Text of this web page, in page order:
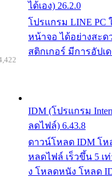
ได้เอง) 26.2.0
โปรแกรม LINE PC
หน้าจอ ได้อย่างสะด
สติกเกอร์ มีการอัปเ
IDM (โปรแกรม
ลดไฟล์) 6.43.8
ดาวน์โหลด IDM โหล
หลดไฟล์ เร็วขึ้น 5 เ
ง โหลดหนัง โหลด